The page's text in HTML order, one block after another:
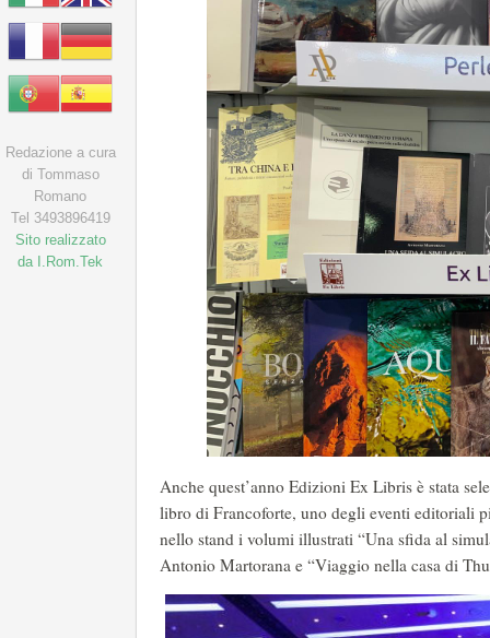
Anche quest’anno Edizioni Ex Libris è stata
libro di Francoforte, uno degli eventi editoriali
nello stand i volumi illustrati “Una sfida al
Antonio Martorana e “Viaggio nella casa di
Redazione a cura
di Tommaso
Romano
Tel 3493896419
Sito realizzato
da I.Rom.Tek